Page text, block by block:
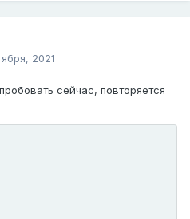
2021
сейчас, повторяется